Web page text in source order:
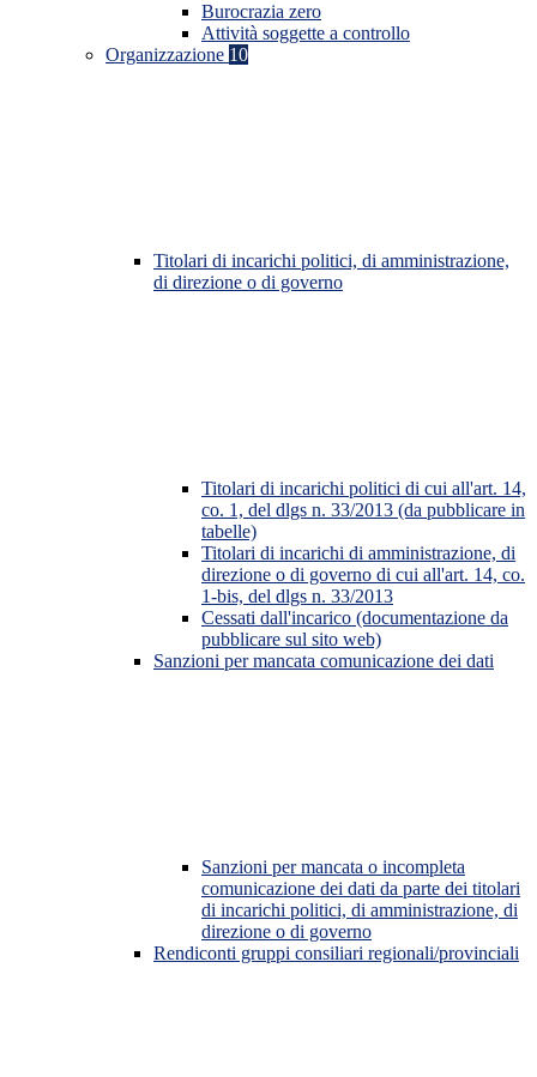
Burocrazia zero
Attività soggette a controllo
Organizzazione 10
Titolari di incarichi politici, di amministrazione,
di direzione o di governo
Titolari di incarichi politici di cui all'art. 14,
co. 1, del dlgs n. 33/2013 (da pubblicare in
tabelle)
Titolari di incarichi di amministrazione, di
direzione o di governo di cui all'art. 14, co.
1-bis, del dlgs n. 33/2013
Cessati dall'incarico (documentazione da
pubblicare sul sito web)
Sanzioni per mancata comunicazione dei dati
Sanzioni per mancata o incompleta
comunicazione dei dati da parte dei titolari
di incarichi politici, di amministrazione, di
direzione o di governo
Rendiconti gruppi consiliari regionali/provinciali